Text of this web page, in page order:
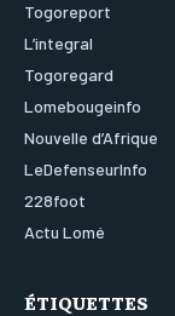
Togoreport
L’integral
Togoregard
Lomebougeinfo
Nouvelle d’Afrique
LeDefenseurInfo
228foot
Actu Lomé
ÉTIQUETTES